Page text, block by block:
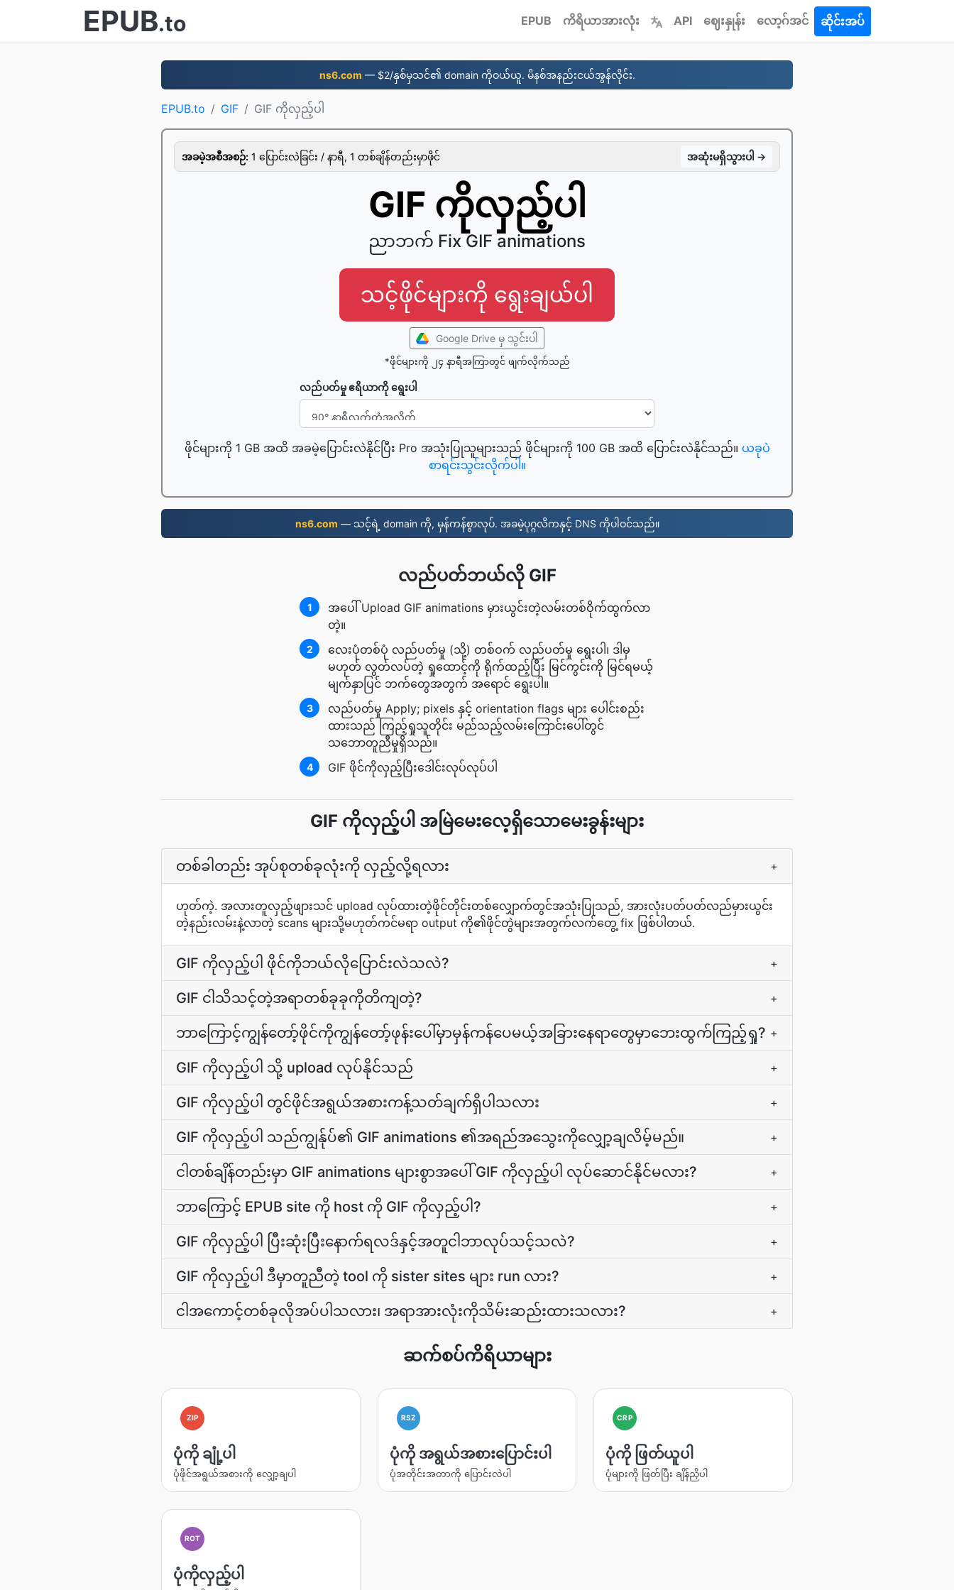
EPUB.to EPUB ကိရိယာအားလုံး API ဈေးနှုန်း လော့ဂ်အင် ဆိုင်းအပ်
ns6.com — $2/နှစ်မှသင်၏ domain ကိုဝယ်ယူ. မိနစ်အနည်းငယ်အွန်လိုင်း.
EPUB.to GIF GIF ကိုလှည့်ပါ
အခမဲ့အစီအစဉ်: 1 ပြောင်းလဲခြင်း / နာရီ, 1 တစ်ချိန်တည်းမှာဖိုင် အဆုံးမရှိသွားပါ →
GIF ကိုလှည့်ပါ
ညာဘက် Fix GIF animations
သင့်ဖိုင်များကို ရွေးချယ်ပါ
Google Drive မှ သွင်းပါ
*ဖိုင်များကို ၂၄ နာရီအကြာတွင် ဖျက်လိုက်သည်
လည်ပတ်မှု ဧရိယာကို ရွေးပါ
ဖိုင်များကို 1 GB အထိ အခမဲ့ပြောင်းလဲနိုင်ပြီး Pro အသုံးပြုသူများသည် ဖိုင်များကို 100 GB အထိ ပြောင်းလဲနိုင်သည်။ ယခုပဲ
စာရင်းသွင်းလိုက်ပါ။
ns6.com — သင့်ရဲ့ domain ကို, မှန်ကန်စွာလုပ်. အခမဲ့ပုဂ္ဂလိကနှင့် DNS ကိုပါဝင်သည်။
လည်ပတ်ဘယ်လို GIF
1
အပေါ် Upload GIF animations မှားယွင်းတဲ့လမ်းတစ်ဝိုက်ထွက်လာ
တဲ့။
2
လေးပုံတစ်ပုံ လည်ပတ်မှု (သို့) တစ်ဝက် လည်ပတ်မှု ရွေးပါ၊ ဒါမှ
မဟုတ် လွတ်လပ်တဲ့ ရှုထောင့်ကို ရိုက်ထည့်ပြီး မြင်ကွင်းကို မြင်ရမယ့်
မျက်နှာပြင် ဘက်တွေအတွက် အရောင် ရွေးပါ။
3
လည်ပတ်မှု Apply; pixels နှင့် orientation flags များ ပေါင်းစည်း
ထားသည် ကြည့်ရှုသူတိုင်း မည်သည့်လမ်းကြောင်းပေါ်တွင်
သဘောတူညီမှုရှိသည်။
4 GIF ဖိုင်ကိုလှည့်ပြီးဒေါင်းလုပ်လုပ်ပါ
GIF ကိုလှည့်ပါ အမြဲမေးလေ့ရှိသောမေးခွန်းများ
တစ်ခါတည်း အုပ်စုတစ်ခုလုံးကို လှည့်လို့ရလား +
ဟုတ်ကဲ့. အလားတူလှည့်ဖျားသင် upload လုပ်ထားတဲ့ဖိုင်တိုင်းတစ်လျှောက်တွင်အသုံးပြုသည်, အားလုံးပတ်ပတ်လည်မှားယွင်း
တဲ့နည်းလမ်းနဲ့လာတဲ့ scans များသို့မဟုတ်ကင်မရာ output ကို၏ဖိုင်တွဲများအတွက်လက်တွေ့ fix ဖြစ်ပါတယ်.
GIF ကိုလှည့်ပါ ဖိုင်ကိုဘယ်လိုပြောင်းလဲသလဲ? +
GIF ငါသိသင့်တဲ့အရာတစ်ခုခုကိုတိကျတဲ့? +
ဘာကြောင့်ကျွန်တော့်ဖိုင်ကိုကျွန်တော့်ဖုန်းပေါ်မှာမှန်ကန်ပေမယ့်အခြားနေရာတွေမှာဘေးထွက်ကြည့်ရှု? +
GIF ကိုလှည့်ပါ သို့ upload လုပ်နိုင်သည် +
GIF ကိုလှည့်ပါ တွင်ဖိုင်အရွယ်အစားကန့်သတ်ချက်ရှိပါသလား +
GIF ကိုလှည့်ပါ သည်ကျွန်ုပ်၏ GIF animations ၏အရည်အသွေးကိုလျှော့ချလိမ့်မည်။ +
ငါတစ်ချိန်တည်းမှာ GIF animations များစွာအပေါ် GIF ကိုလှည့်ပါ လုပ်ဆောင်နိုင်မလား? +
ဘာကြောင့် EPUB site ကို host ကို GIF ကိုလှည့်ပါ? +
GIF ကိုလှည့်ပါ ပြီးဆုံးပြီးနောက်ရလဒ်နှင့်အတူငါဘာလုပ်သင့်သလဲ? +
GIF ကိုလှည့်ပါ ဒီမှာတူညီတဲ့ tool ကို sister sites များ run လား? +
ငါအကောင့်တစ်ခုလိုအပ်ပါသလား၊ အရာအားလုံးကိုသိမ်းဆည်းထားသလား? +
ဆက်စပ်ကိရိယာများ
ZIP
ပုံကို ချုံ့ပါ
ပုံဖိုင်အရွယ်အစားကို လျှော့ချပါ
RSZ
ပုံကို အရွယ်အစားပြောင်းပါ
ပုံအတိုင်းအတာကို ပြောင်းလဲပါ
CRP
ပုံကို ဖြတ်ယူပါ
ပုံများကို ဖြတ်ပြီး ချိန်ညှိပါ
ROT
ပုံကိုလှည့်ပါ